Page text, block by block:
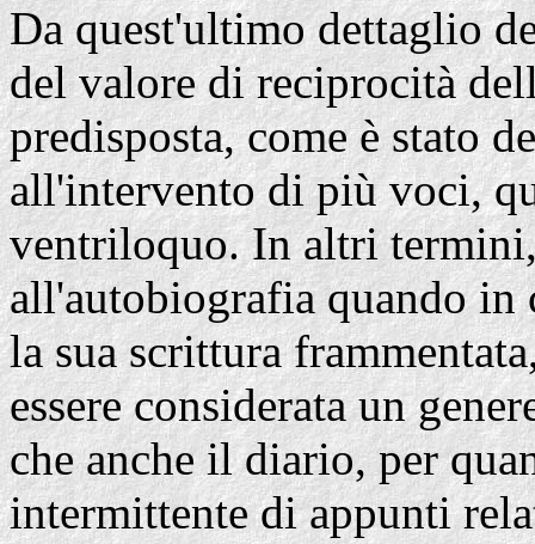
Da quest'ultimo dettaglio
del valore di reciprocità
predisposta, come è stato
all'intervento di più voci,
ventriloquo. In altri
all'autobiografia quando
la sua scrittura
essere considerata un
che anche il diario, per
intermittente di appunti